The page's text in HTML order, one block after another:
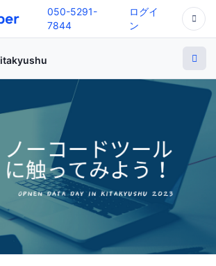
050-5291-
7844
ログイ
ン